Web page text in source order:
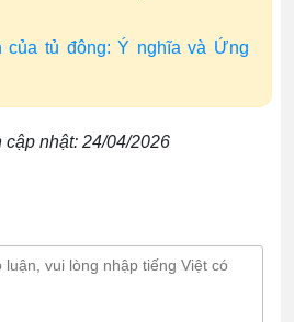
của tủ đông: Ý nghĩa và Ứng
cập nhật: 24/04/2026